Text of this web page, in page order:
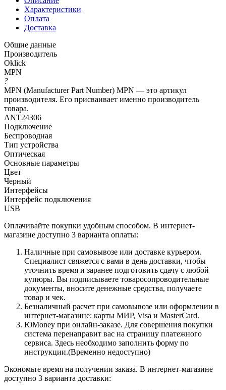
Характеристики
Оплата
Доставка
Общие данные
Производитель
Oklick
MPN
?
MPN (Manufacturer Part Number) MPN — это артикул
производителя. Его присваивает именно производитель
товара.
ANT24306
Подключение
Беспроводная
Тип устройства
Оптическая
Основные параметры
Цвет
Черный
Интерфейсы
Интерфейс подключения
USB
Оплачивайте покупки удобным способом. В интернет-
магазине доступно 3 варианта оплаты:
Наличные при самовывозе или доставке курьером.
Специалист свяжется с вами в день доставки, чтобы
уточнить время и заранее подготовить сдачу с любой
купюры. Вы подписываете товаросопроводительные
документы, вносите денежные средства, получаете
товар и чек.
Безналичный расчет при самовывозе или оформлении в
интернет-магазине: карты МИР, Visa и MasterCard.
ЮMoney при онлайн-заказе. Для совершения покупки
система перенаправит вас на страницу платежного
сервиса. Здесь необходимо заполнить форму по
инструкции.(Временно недоступно)
Экономьте время на получении заказа. В интернет-магазине
доступно 3 варианта доставки: